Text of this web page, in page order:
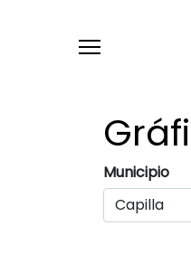
Pasar al contenido
Municipio